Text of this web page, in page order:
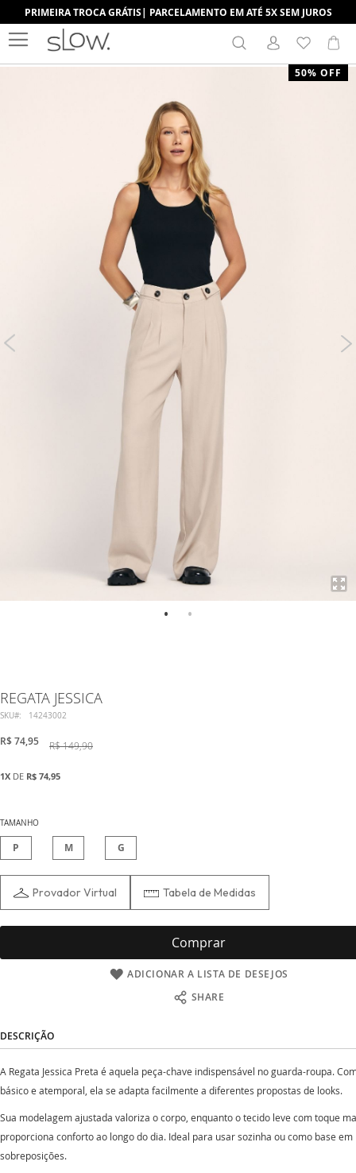
PRIMEIRA TROCA GRÁTIS| PARCELAMENTO EM ATÉ 5X SEM JUROS
Search
REGATA JESSICA
SKU 14243002
R$ 74,95 R$ 149,90
1X DE R$ 74,95
TAMANHO
P M G
Provador Virtual Tabela de Medidas
Comprar
ADICIONAR A LISTA DE DESEJOS
SHARE
DESCRIÇÃO
A Regata Jessica Preta é aquela peça-chave indispensável no guarda-roupa.
básico e atemporal, ela se adapta facilmente a diferentes propostas de looks.
Sua modelagem ajustada valoriza o corpo, enquanto o tecido leve com toque
proporciona conforto ao longo do dia. Ideal para usar sozinha ou como base em
sobreposições.
Pular
50% OFF
o
início
Galeria
imagens